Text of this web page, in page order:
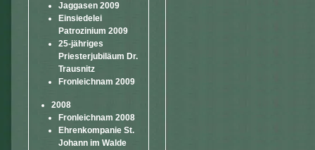
Jaggasen 2009
Einsiedelei
Patrozinium 2009
25-jähriges
Priesterjubiläum Dr.
Trausnitz
Fronleichnam 2009
2008
Fronleichnam 2008
Ehrenkompanie St.
Johann im Walde